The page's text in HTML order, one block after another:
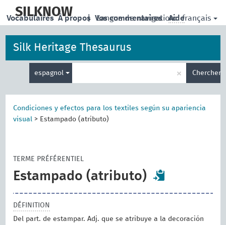
main
SILKNOW | Langue de navigation: français
Vocabulaires À propos Vos commentaires Aide
Silk Heritage Thesaurus
espagnol
de
recherche
× Chercher
Condiciones y efectos para los textiles según su apariencia
visual > Estampado (atributo)
TERME PRÉFÉRENTIEL
Estampado (atributo)
DÉFINITION
Del part. de estampar. Adj. que se atribuye a la decoración